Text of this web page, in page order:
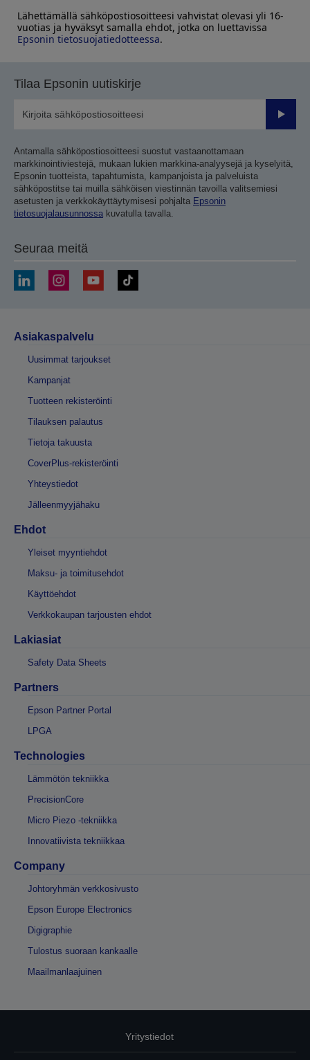
Lähettämällä sähköpostiosoitteesi vahvistat olevasi yli 16-
vuotias ja hyväksyt samalla ehdot, jotka on luettavissa
Epsonin tietosuojatiedotteessa.
Tilaa Epsonin uutiskirje
Lähetä
Antamalla sähköpostiosoitteesi suostut vastaanottamaan
markkinointiviestejä, mukaan lukien markkina-analyysejä ja kyselyitä,
Epsonin tuotteista, tapahtumista, kampanjoista ja palveluista
sähköpostitse tai muilla sähköisen viestinnän tavoilla valitsemiesi
asetusten ja verkkokäyttäytymisesi pohjalta Epsonin
tietosuojalausunnossa kuvatulla tavalla.
Seuraa meitä
Asiakaspalvelu
Uusimmat tarjoukset
Kampanjat
Tuotteen rekisteröinti
Tilauksen palautus
Tietoja takuusta
CoverPlus-rekisteröinti
Yhteystiedot
Jälleenmyyjähaku
Ehdot
Yleiset myyntiehdot
Maksu- ja toimitusehdot
Käyttöehdot
Verkkokaupan tarjousten ehdot
Lakiasiat
Safety Data Sheets
Partners
Epson Partner Portal
LPGA
Technologies
Lämmötön tekniikka
PrecisionCore
Micro Piezo -tekniikka
Innovatiivista tekniikkaa
Company
Johtoryhmän verkkosivusto
Epson Europe Electronics
Digigraphie
Tulostus suoraan kankaalle
Maailmanlaajuinen
Yritystiedot